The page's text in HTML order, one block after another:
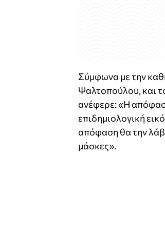
Σύμφωνα με την
Ψαλτοπούλου, και
ανέφερε: «Η
επιδημιολογική
απόφαση θα την
μάσκες».